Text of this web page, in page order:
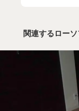
関連するロー